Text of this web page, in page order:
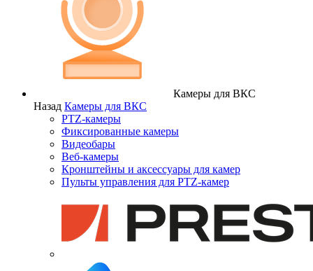
Камеры для ВКС
Назад Камеры для ВКС
PTZ-камеры
Фиксированные камеры
Видеобары
Веб-камеры
Кронштейны и аксессуары для камер
Пульты управления для PTZ-камер